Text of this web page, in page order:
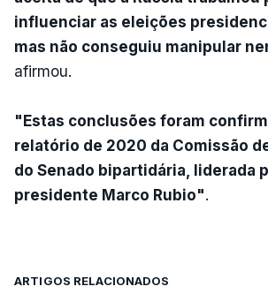
influenciar as eleições
mas não conseguiu manipular
afirmou.
"Estas conclusões foram
relatório de 2020 da Comissão
do Senado bipartidária, liderada
presidente Marco Rubio".
ARTIGOS RELACIONADOS